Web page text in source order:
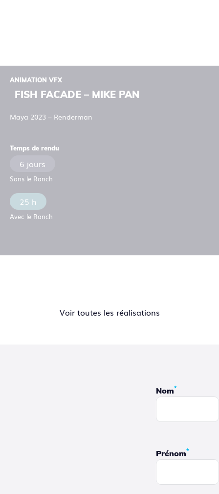
ANIMATION VFX
FISH FACADE – MIKE PAN
Maya 2023 – Renderman
Temps de rendu
6 jours
Sans le Ranch
25 h
Avec le Ranch
Voir toutes les réalisations
Nom*
Prénom*